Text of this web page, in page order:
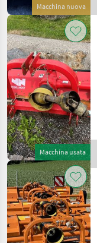
Macchina nuova
Macchina usata